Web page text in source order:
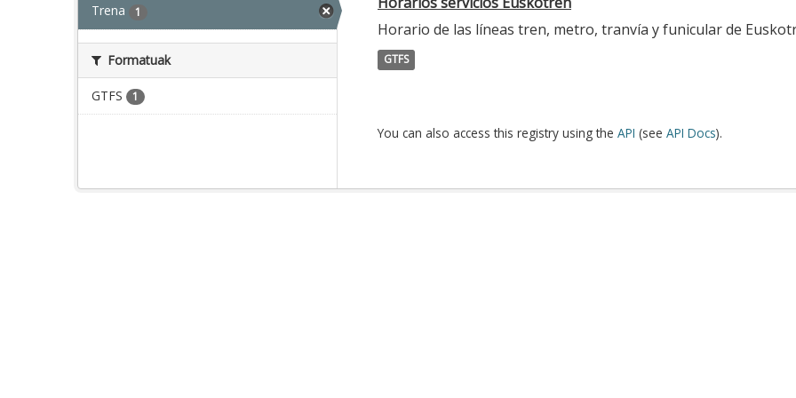
Trena 1
Formatuak
GTFS 1
Horario de las líneas tren, metro, tranvía y funicular de
GTFS
You can also access this registry using the API (see API Docs).